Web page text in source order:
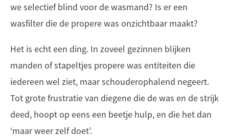
we selectief blind voor de wasmand? Is er een
wasfilter die de propere was onzichtbaar maakt?
Het is echt een ding. In zoveel gezinnen blijken
manden of stapeltjes propere was entiteiten die
iedereen wel ziet, maar schouderophalend negeert.
Tot grote frustratie van diegene die de was en de strijk
deed, hoopt op eens een beetje hulp, en die het dan
‘maar weer zelf doet’.